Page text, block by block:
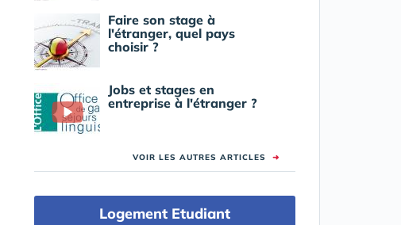
Faire son stage à
l'étranger, quel pays
choisir ?
Jobs et stages en
entreprise à l'étranger ?
VOIR LES AUTRES ARTICLES ➜
Logement Etudiant